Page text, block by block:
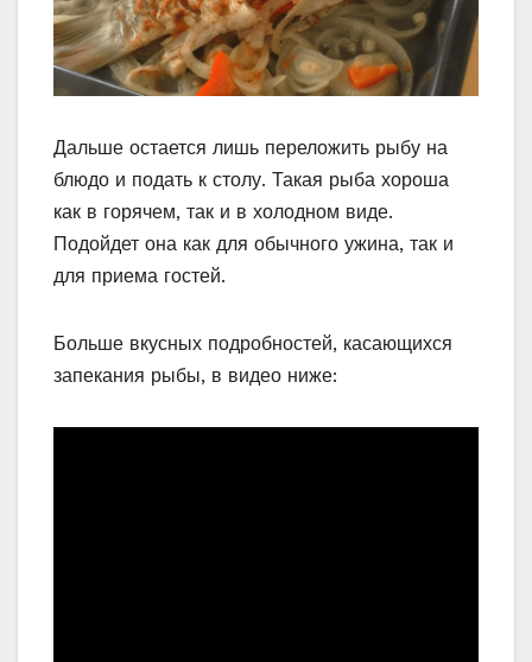
Дальше остается лишь переложить рыбу на
блюдо и подать к столу. Такая рыба хороша
как в горячем, так и в холодном виде.
Подойдет она как для обычного ужина, так и
для приема гостей.
Больше вкусных подробностей, касающихся
запекания рыбы, в видео ниже: